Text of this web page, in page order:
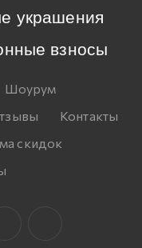
украшения
взносы
Шоурум
Контакты
скидок